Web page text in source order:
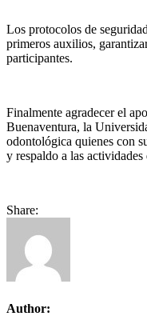
Los protocolos de
primeros auxilios,
participantes.
Finalmente agradecer el
Buenaventura, la
odontológica quienes con
y respaldo a las
Share:
Author: